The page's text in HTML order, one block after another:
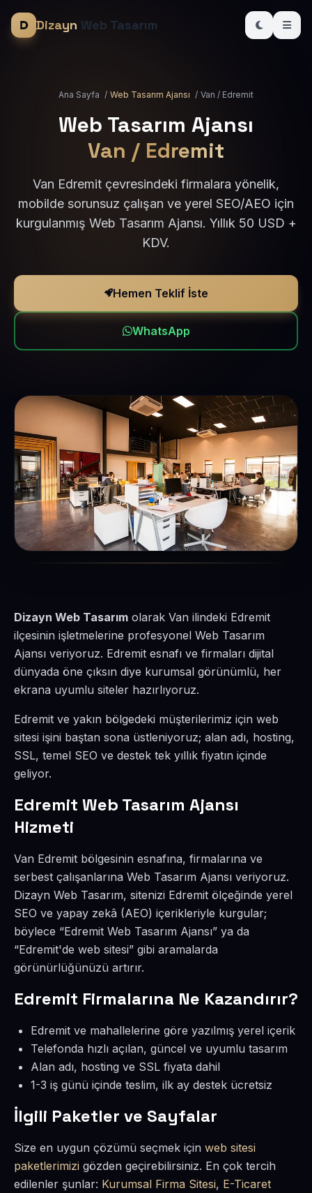
Dizayn Web Tasarım
Ana Sayfa / Web Tasarım Ajansı / Van / Edremit
Web Tasarım Ajansı
Van / Edremit
Van Edremit çevresindeki firmalara yönelik,
mobilde sorunsuz çalışan ve yerel SEO/AEO için
kurgulanmış Web Tasarım Ajansı. Yıllık 50 USD +
KDV.
Hemen Teklif İste
WhatsApp
Dizayn Web Tasarım olarak Van ilindeki Edremit
ilçesinin işletmelerine profesyonel Web Tasarım
Ajansı veriyoruz. Edremit esnafı ve firmaları dijital
dünyada öne çıksın diye kurumsal görünümlü, her
ekrana uyumlu siteler hazırlıyoruz.
Edremit ve yakın bölgedeki müşterilerimiz için web
sitesi işini baştan sona üstleniyoruz; alan adı, hosting,
SSL, temel SEO ve destek tek yıllık fiyatın içinde
geliyor.
Edremit Web Tasarım Ajansı
Hizmeti
Van Edremit bölgesinin esnafına, firmalarına ve
serbest çalışanlarına Web Tasarım Ajansı veriyoruz.
Dizayn Web Tasarım, sitenizi Edremit ölçeğinde yerel
SEO ve yapay zekâ (AEO) içerikleriyle kurgular;
böylece “Edremit Web Tasarım Ajansı” ya da
“Edremit'de web sitesi” gibi aramalarda
görünürlüğünüzü artırır.
Edremit Firmalarına Ne Kazandırır?
Edremit ve mahallelerine göre yazılmış yerel içerik
Telefonda hızlı açılan, güncel ve uyumlu tasarım
Alan adı, hosting ve SSL fiyata dahil
1-3 iş günü içinde teslim, ilk ay destek ücretsiz
İlgili Paketler ve Sayfalar
Size en uygun çözümü seçmek için web sitesi
paketlerimizi gözden geçirebilirsiniz. En çok tercih
edilenler şunlar: Kurumsal Firma Sitesi, E-Ticaret